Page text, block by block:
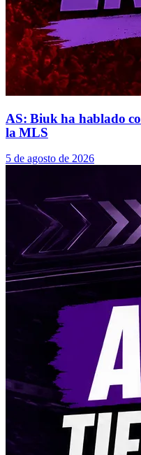
AS: Biuk ha hablado
la MLS
5 de agosto de 2026